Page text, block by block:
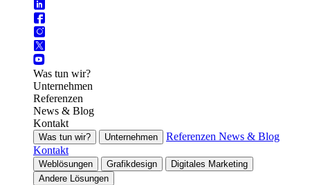
Was tun wir?
Unternehmen
Referenzen
News & Blog
Kontakt
Was tun wir? Unternehmen Referenzen News & Blog
Kontakt
Weblösungen Grafikdesign
Digitales Marketing
Andere Lösungen